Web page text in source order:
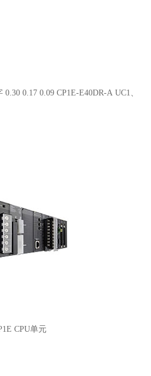
0.17 0.09 CP1E-E40DR-A UC1、
CPU单元